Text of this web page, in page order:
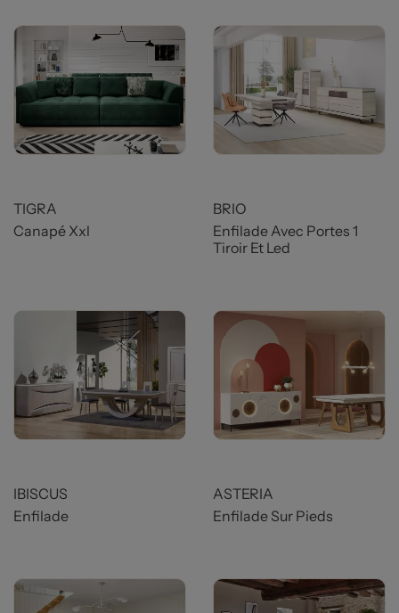
TIGRA
Canapé Xxl
BRIO
Enfilade Avec Portes 1
Tiroir Et Led
IBISCUS
Enfilade
ASTERIA
Enfilade Sur Pieds